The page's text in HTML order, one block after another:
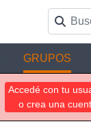
GRUPOS
Accedé con tu
o crea una